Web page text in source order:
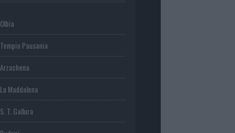
Olbia
Tempio Pausania
Arzachena
La Maddalena
S. T. Gallura